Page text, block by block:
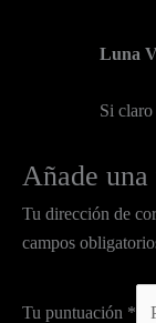
Luna
Si claro
Añade
Tu dirección de
campos
Tu puntuación *